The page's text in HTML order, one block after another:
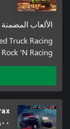
الألعاب المضمنة
Truck Racing
'N Racing